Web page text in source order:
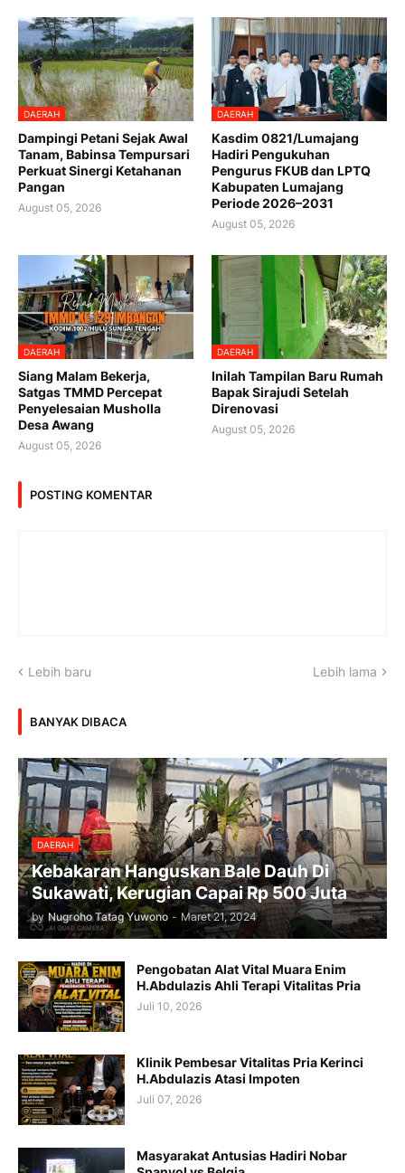
DAERAH
Dampingi Petani Sejak Awal
Tanam, Babinsa Tempursari
Perkuat Sinergi Ketahanan
Pangan
August 05, 2026
DAERAH
Kasdim 0821/Lumajang
Hadiri Pengukuhan
Pengurus FKUB dan LPTQ
Kabupaten Lumajang
Periode 2026–2031
August 05, 2026
DAERAH
Siang Malam Bekerja,
Satgas TMMD Percepat
Penyelesaian Musholla
Desa Awang
August 05, 2026
DAERAH
Inilah Tampilan Baru Rumah
Bapak Sirajudi Setelah
Direnovasi
August 05, 2026
POSTING KOMENTAR
Lebih baru Lebih lama
BANYAK DIBACA
DAERAH
Kebakaran Hanguskan Bale Dauh Di
Sukawati, Kerugian Capai Rp 500 Juta
by Nugroho Tatag Yuwono - Maret 21, 2024
Pengobatan Alat Vital Muara Enim
H.Abdulazis Ahli Terapi Vitalitas Pria
Juli 10, 2026
Klinik Pembesar Vitalitas Pria Kerinci
H.Abdulazis Atasi Impoten
Juli 07, 2026
Masyarakat Antusias Hadiri Nobar